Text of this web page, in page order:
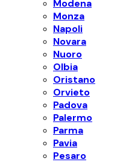
Modena
Monza
Napoli
Novara
Nuoro
Olbia
Oristano
Orvieto
Padova
Palermo
Parma
Pavia
Pesaro